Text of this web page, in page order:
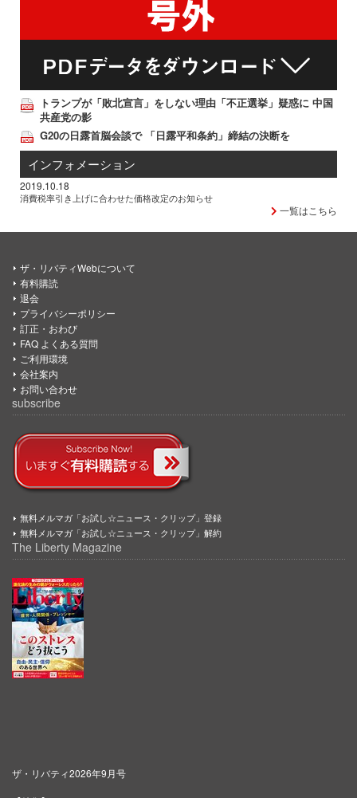
トランプが「敗北宣言」をしない理由「不正選挙」疑惑に 中国
共産党の影
G20の日露首脳会談で 「日露平和条約」締結の決断を
インフォメーション
2019.10.18
消費税率引き上げに合わせた価格改定のお知らせ
一覧はこちら
ザ・リバティWebについて
有料購読
退会
プライバシーポリシー
訂正・おわび
FAQ よくある質問
ご利用環境
会社案内
お問い合わせ
subscribe
無料メルマガ「お試し☆ニュース・クリップ」登録
無料メルマガ「お試し☆ニュース・クリップ」解約
The Liberty Magazine
ザ・リバティ2026年9月号